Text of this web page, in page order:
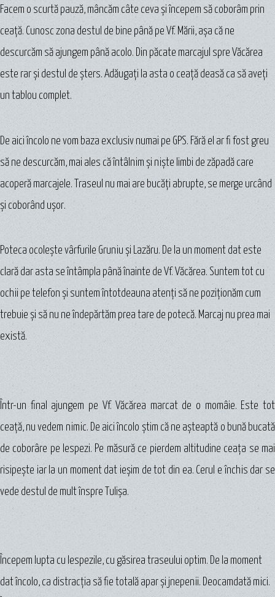
Facem o scurtă pauză, mâncăm câte ceva şi începem să coborâm prin
ceaţă. Cunosc zona destul de bine până pe Vf. Mării, aşa că ne
descurcăm să ajungem până acolo. Din păcate marcajul spre Văcărea
este rar şi destul de şters. Adăugaţi la asta o ceaţă deasă ca să aveţi
un tablou complet.
De aici încolo ne vom baza exclusiv numai pe GPS. Fără el ar fi fost greu
să ne descurcăm, mai ales că întâlnim şi nişte limbi de zăpadă care
acoperă marcajele. Traseul nu mai are bucăţi abrupte, se merge urcând
şi coborând uşor.
Poteca ocoleşte vârfurile Gruniu şi Lazăru. De la un moment dat este
clară dar asta se întâmpla până înainte de Vf. Văcărea. Suntem tot cu
ochii pe telefon şi suntem întotdeauna atenţi să ne poziţionăm cum
trebuie şi să nu ne îndepărtăm prea tare de potecă. Marcaj nu prea mai
există.
Într-un final ajungem pe Vf. Văcărea marcat de o momâie. Este tot
ceaţă, nu vedem nimic. De aici încolo ştim că ne aşteaptă o bună bucată
de coborâre pe lespezi. Pe măsură ce pierdem altitudine ceața se mai
risipeşte iar la un moment dat ieşim de tot din ea. Cerul e închis dar se
vede destul de mult înspre Tulișa.
Începem lupta cu lespezile, cu găsirea traseului optim. De la moment
dat încolo, ca distracţia să fie totală apar şi jnepenii. Deocamdată mici.